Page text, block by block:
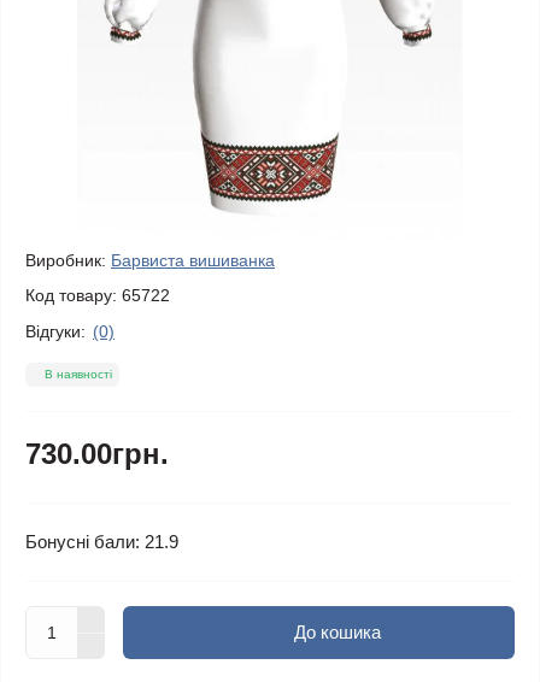
Виробник: Барвиста вишиванка
Код товару: 65722
Відгуки: (0)
В наявності
730.00грн.
Бонусні бали: 21.9
До кошика